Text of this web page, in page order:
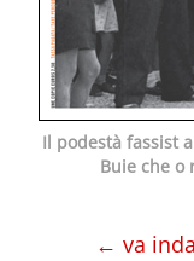
Il podestà fassist
Buie che o
← va